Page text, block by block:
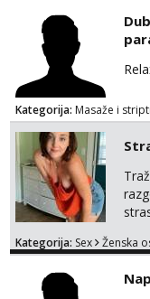
Kategorija: Masaže i
Kategorija: Sex Ženska